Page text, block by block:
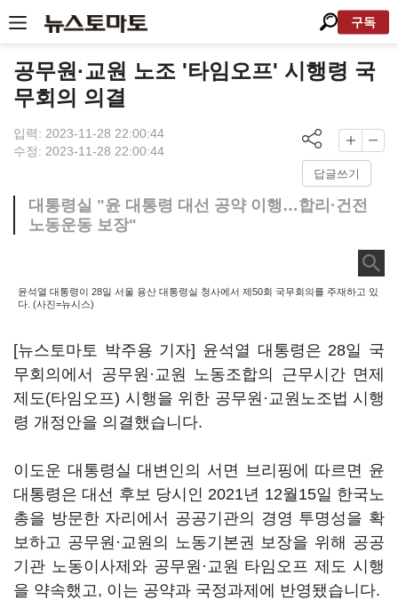
구독
공무원·교원 노조 '타임오프' 시행령 국
무회의 의결
입력: 2023-11-28 22:00:44
수정: 2023-11-28 22:00:44
답글쓰기
대통령실 "윤 대통령 대선 공약 이행…합리·건전
노동운동 보장"
윤석열 대통령이 28일 서울 용산 대통령실 청사에서 제50회 국무회의를 주재하고 있
다. (사진=뉴시스)
[뉴스토마토 박주용 기자] 윤석열 대통령은 28일 국
무회의에서 공무원·교원 노동조합의 근무시간 면제
제도(타임오프) 시행을 위한 공무원·교원노조법 시행
령 개정안을 의결했습니다.
이도운 대통령실 대변인의 서면 브리핑에 따르면 윤
대통령은 대선 후보 당시인 2021년 12월15일 한국노
총을 방문한 자리에서 공공기관의 경영 투명성을 확
보하고 공무원·교원의 노동기본권 보장을 위해 공공
기관 노동이사제와 공무원·교원 타임오프 제도 시행
을 약속했고, 이는 공약과 국정과제에 반영됐습니다.